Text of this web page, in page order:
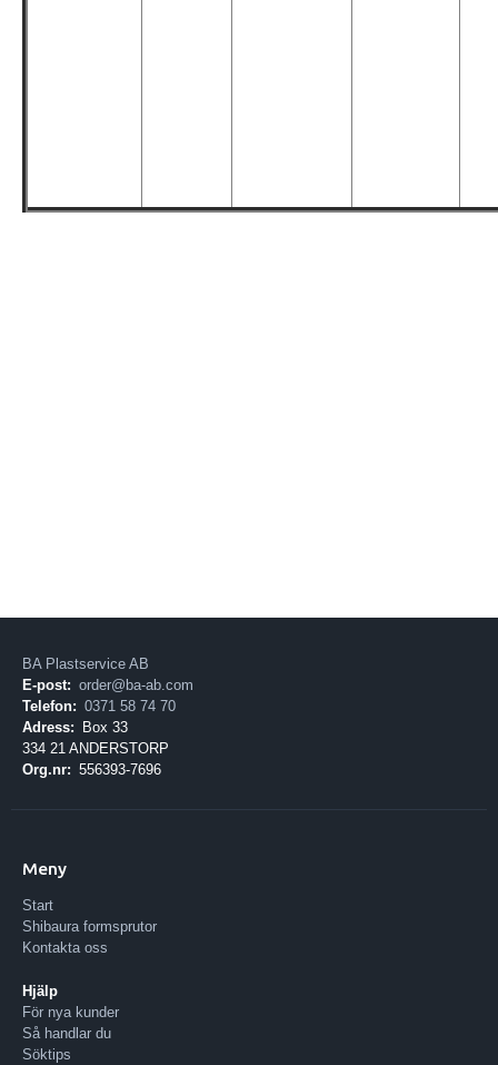
BA Plastservice AB
E-post: order@ba-ab.com
Telefon: 0371 58 74 70
Adress:
Box 33
334 21 ANDERSTORP
Org.nr: 556393-7696
Meny
Start
Shibaura formsprutor
Kontakta oss
Hjälp
För nya kunder
Så handlar du
Söktips